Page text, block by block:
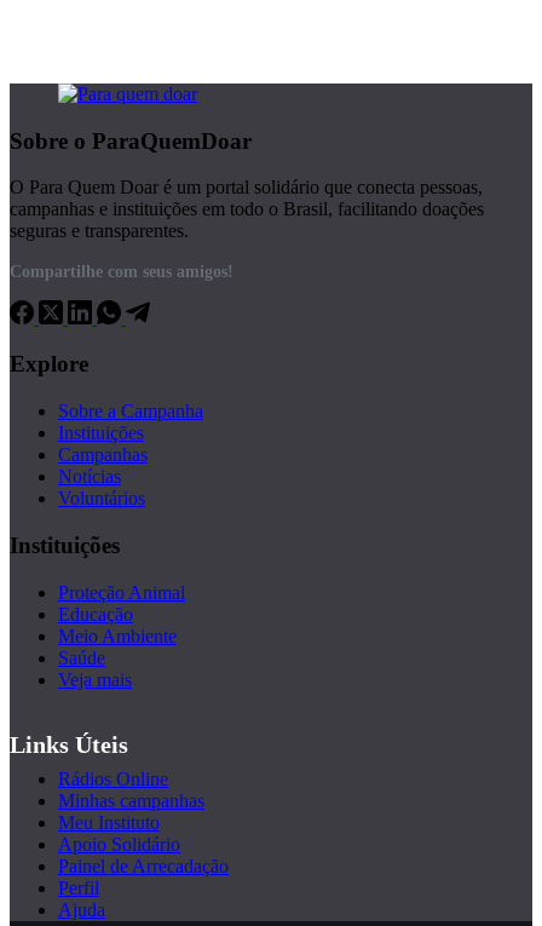
Sobre o ParaQuemDoar
O Para Quem Doar é um portal solidário que conecta pessoas,
campanhas e instituições em todo o Brasil, facilitando doações
seguras e transparentes.
Compartilhe com seus amigos!
Explore
Sobre a Campanha
Instituições
Campanhas
Notícias
Voluntários
Instituições
Proteção Animal
Educação
Meio Ambiente
Saúde
Veja mais
Links Úteis
Rádios Online
Minhas campanhas
Meu Instituto
Apoio Solidário
Painel de Arrecadação
Perfil
Ajuda